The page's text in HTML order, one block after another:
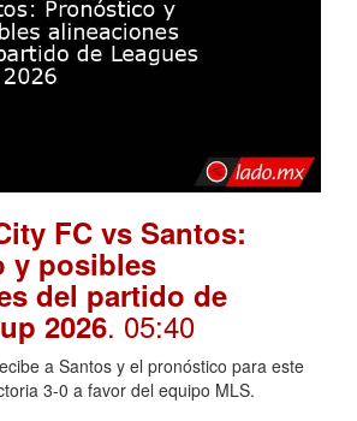
FC vs Santos:
y posibles
del partido de
2026. 05:40
a Santos y el pronóstico para este
3-0 a favor del equipo MLS.